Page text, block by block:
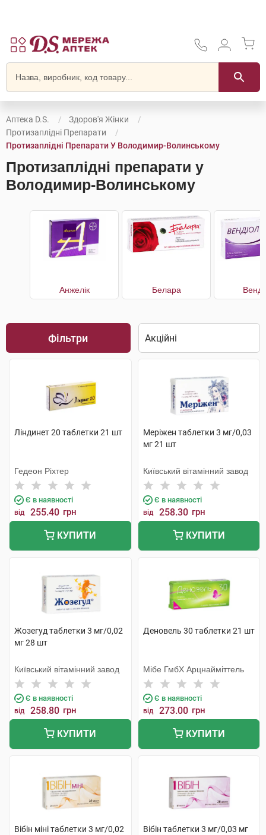
Аптека D.S.
Здоров'я Жінки
Протизаплідні Препарати
Протизаплідні Препарати У Володимир-Волинському
Протизаплідні препарати у
Володимир-Волинському
Анжелік Белара
Фільтри
Ліндинет 20 таблетки 21 шт
Гедеон Ріхтер
Є в наявності
від 255.40 грн
КУПИТИ
Меріжен таблетки 3 мг/0,03
мг 21 шт
Київський вітамінний завод
Є в наявності
від 258.30 грн
КУПИТИ
Жозегуд таблетки 3 мг/0,02
мг 28 шт
Київський вітамінний завод
Є в наявності
від 258.80 грн
КУПИТИ
Деновель 30 таблетки 21 шт
Мібе ГмбХ Арцнайміттель
Є в наявності
від 273.00 грн
КУПИТИ
Вібін міні таблетки 3 мг/0,02
Вібін таблетки 3 мг/0,03 мг